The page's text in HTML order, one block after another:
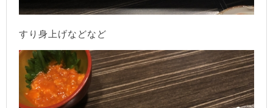
すり身上げなどなど